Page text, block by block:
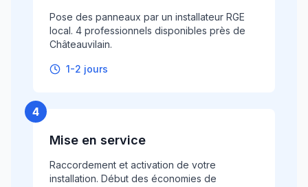
Pose des panneaux par un installateur RGE
local. 4 professionnels disponibles près de
Châteauvilain.
1-2 jours
4
Mise en service
Raccordement et activation de votre
installation. Début des économies de